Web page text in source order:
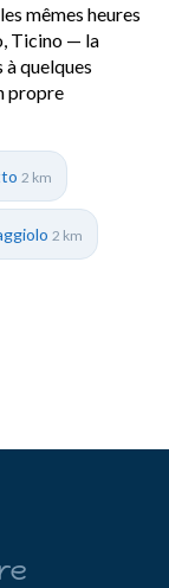
mêmes heures
Ticino — la
quelques
propre
2 km
2 km